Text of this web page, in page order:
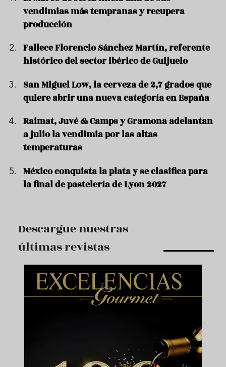
vendimias más tempranas y recupera
producción
Fallece Florencio Sánchez Martín, referente
histórico del sector ibérico de Guijuelo
San Miguel Low, la cerveza de 2,7 grados que
quiere abrir una nueva categoría en España
Raimat, Juvé & Camps y Gramona adelantan
a julio la vendimia por las altas
temperaturas
México conquista la plata y se clasifica para
la final de pastelería de Lyon 2027
Descargue nuestras
últimas revistas